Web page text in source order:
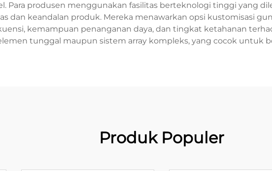
Para produsen menggunakan fasilitas berteknologi tinggi yang
dan keandalan produk. Mereka menawarkan opsi kustomisasi
kemampuan penanganan daya, dan tingkat ketahanan
tunggal maupun sistem array kompleks, yang cocok untuk
Produk Populer